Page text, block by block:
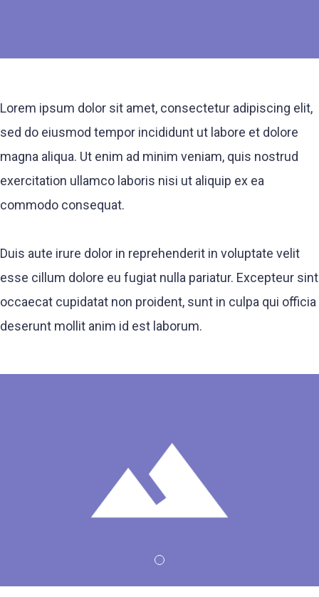
Lorem ipsum dolor sit amet, consectetur adipiscing elit,
sed do eiusmod tempor incididunt ut labore et dolore
magna aliqua. Ut enim ad minim veniam, quis nostrud
exercitation ullamco laboris nisi ut aliquip ex ea
commodo consequat.
Duis aute irure dolor in reprehenderit in voluptate velit
esse cillum dolore eu fugiat nulla pariatur. Excepteur sint
occaecat cupidatat non proident, sunt in culpa qui officia
deserunt mollit anim id est laborum.